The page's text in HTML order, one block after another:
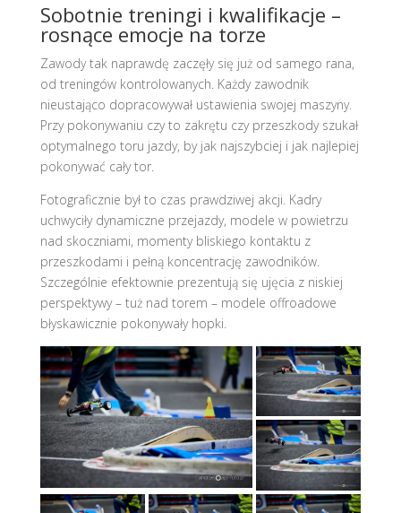
Sobotnie treningi i kwalifikacje –
rosnące emocje na torze
Zawody tak naprawdę zaczęły się już od samego rana,
od treningów kontrolowanych. Każdy zawodnik
nieustająco dopracowywał ustawienia swojej maszyny.
Przy pokonywaniu czy to zakrętu czy przeszkody szukał
optymalnego toru jazdy, by jak najszybciej i jak najlepiej
pokonywać cały tor.
Fotograficznie był to czas prawdziwej akcji. Kadry
uchwyciły dynamiczne przejazdy, modele w powietrzu
nad skoczniami, momenty bliskiego kontaktu z
przeszkodami i pełną koncentrację zawodników.
Szczególnie efektownie prezentują się ujęcia z niskiej
perspektywy – tuż nad torem – modele offroadowe
błyskawicznie pokonywały hopki.